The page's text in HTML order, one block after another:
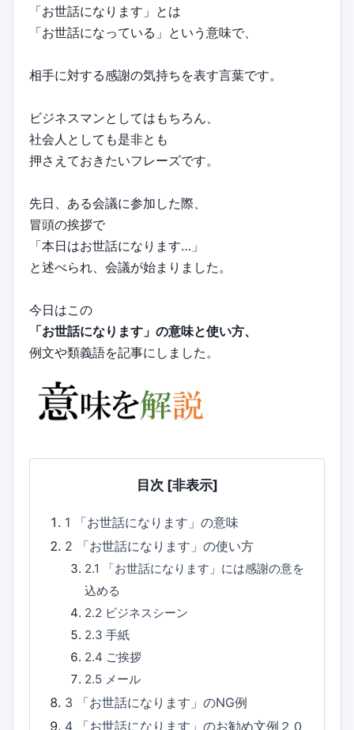
「お世話になります」とは
「お世話になっている」という意味で、
相手に対する感謝の気持ちを表す言葉です。
ビジネスマンとしてはもちろん、
社会人としても是非とも
押さえておきたいフレーズです。
先日、ある会議に参加した際、
冒頭の挨拶で
「本日はお世話になります…」
と述べられ、会議が始まりました。
今日はこの
「お世話になります」の意味と使い方、
例文や類義語を記事にしました。
目次 [非表示]
1
「お世話になります」の意味
2
「お世話になります」の使い方
2.1
「お世話になります」には感謝の意を
込める
2.2 ビジネスシーン
2.3 手紙
2.4 ご挨拶
2.5 メール
3
「お世話になります」のNG例
4
「お世話になります」のお勧め文例２０